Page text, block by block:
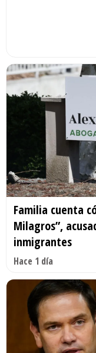
Familia cuenta
Milagros”,
inmigrantes
Hace 1 día